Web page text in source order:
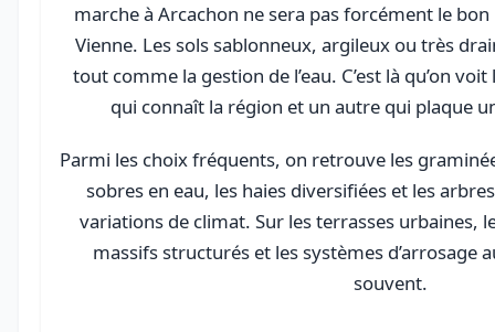
marche à Arcachon ne sera pas forcément le
Vienne. Les sols sablonneux, argileux ou très
tout comme la gestion de l’eau. C’est là qu’on
qui connaît la région et un autre qui plaque
Parmi les choix fréquents, on retrouve les
sobres en eau, les haies diversifiées et les
variations de climat. Sur les terrasses urbaines,
massifs structurés et les systèmes d’arrosage
souvent.